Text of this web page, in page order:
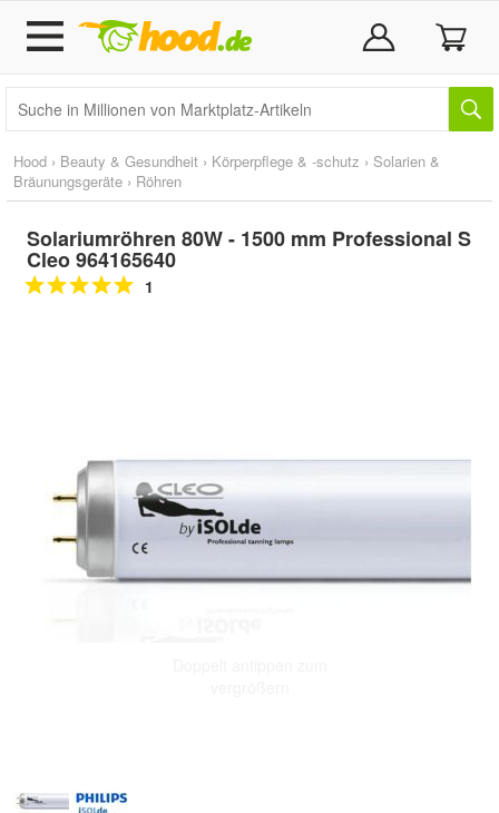
Hood › Beauty & Gesundheit › Körperpflege & -schutz › Solarien &
Bräunungsgeräte › Röhren
Solariumröhren 80W - 1500 mm Professional S
Cleo 964165640
1